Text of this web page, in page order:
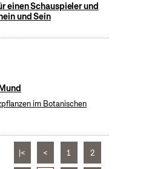
einen Schauspieler und
und Sein
im Botanischen
|< < 1 2